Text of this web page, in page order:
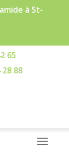
à St-
65
28 88
Toggle